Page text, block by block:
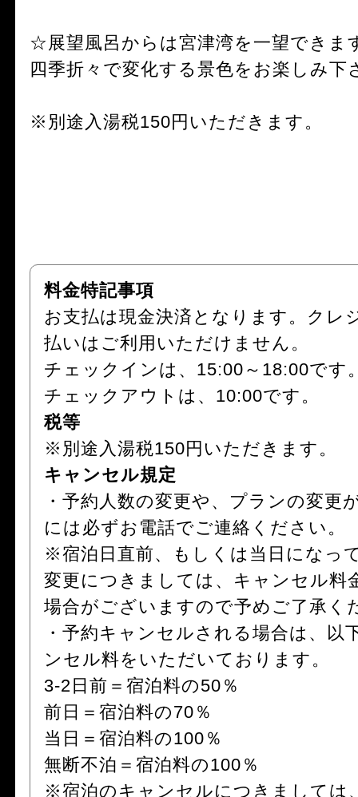
☆展望風呂からは宮津湾を一望できま
四季折々で変化する景色をお楽しみ下
※別途入湯税150円いただきます。
料金特記事項
お支払は現金決済となります。クレ
払いはご利用いただけません。
チェックインは、15:00～18:00です
チェックアウトは、10:00です。
税等
※別途入湯税150円いただきます。
キャンセル規定
・予約人数の変更や、プランの変更
には必ずお電話でご連絡ください。
※宿泊日直前、もしくは当日になっ
変更につきましては、キャンセル料
場合がございますので予めご了承く
・予約キャンセルされる場合は、以
ンセル料をいただいております。
3-2日前＝宿泊料の50％
前日＝宿泊料の70％
当日＝宿泊料の100％
無断不泊＝宿泊料の100％
※宿泊のキャンセルにつきましては